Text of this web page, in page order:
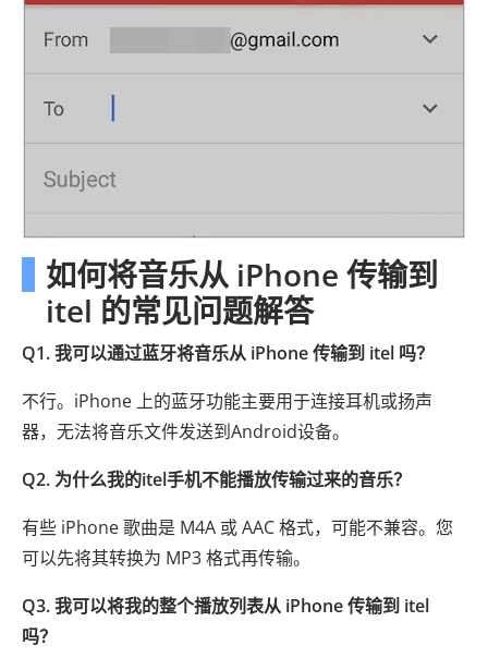
如何将音乐从 iPhone 传输到
itel 的常见问题解答
Q1. 我可以通过蓝牙将音乐从 iPhone 传输到 itel 吗？
不行。iPhone 上的蓝牙功能主要用于连接耳机或扬声
器，无法将音乐文件发送到Android设备。
Q2. 为什么我的itel手机不能播放传输过来的音乐？
有些 iPhone 歌曲是 M4A 或 AAC 格式，可能不兼容。您
可以先将其转换为 MP3 格式再传输。
Q3. 我可以将我的整个播放列表从 iPhone 传输到 itel
吗？